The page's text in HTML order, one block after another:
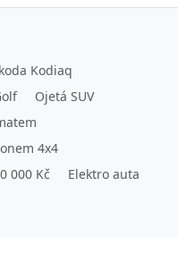
Kodiaq
Ojetá SUV
4x4
000 Kč
Elektro auta